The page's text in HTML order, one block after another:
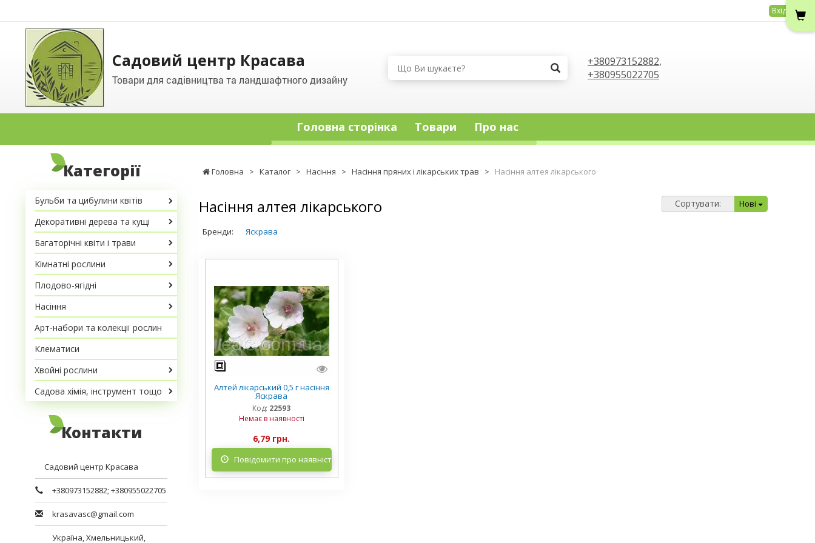
Вхід
Садовий центр Красава
Товари для садівництва та ландшафтного дизайну
+380973152882,
+380955022705
Головна сторінка Товари Про нас
Головна > Каталог > Насіння > Насіння пряних і лікарських трав > Насіння алтея лікарського
Насіння алтея лікарського Сортувати: Нові
Бренди: Яскрава
Алтей лікарський 0,5 г насіння
Яскрава
Код: 22593
Немає в наявності
6,79 грн.
Повідомити про наявність
Категорії
Бульби та цибулини квітів
Декоративні дерева та кущі
Багаторічні квіти і трави
Кімнатні рослини
Плодово-ягідні
Насіння
Арт-набори та колекції рослин
Клематиси
Хвойні рослини
Садова хімія, інструмент тощо
Контакти
Садовий центр Красава
+380973152882; +380955022705
krasavasc@gmail.com
Україна,Хмельницький,